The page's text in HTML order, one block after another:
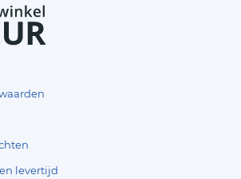
levertijd